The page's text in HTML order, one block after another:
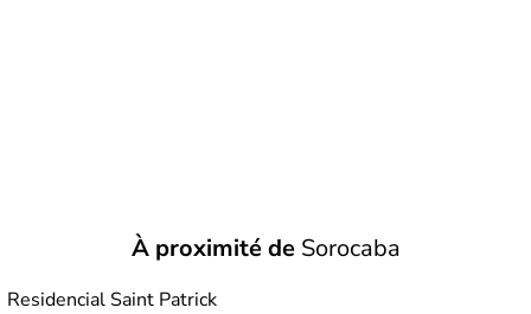
À proximité deSorocaba
Residencial Saint Patrick